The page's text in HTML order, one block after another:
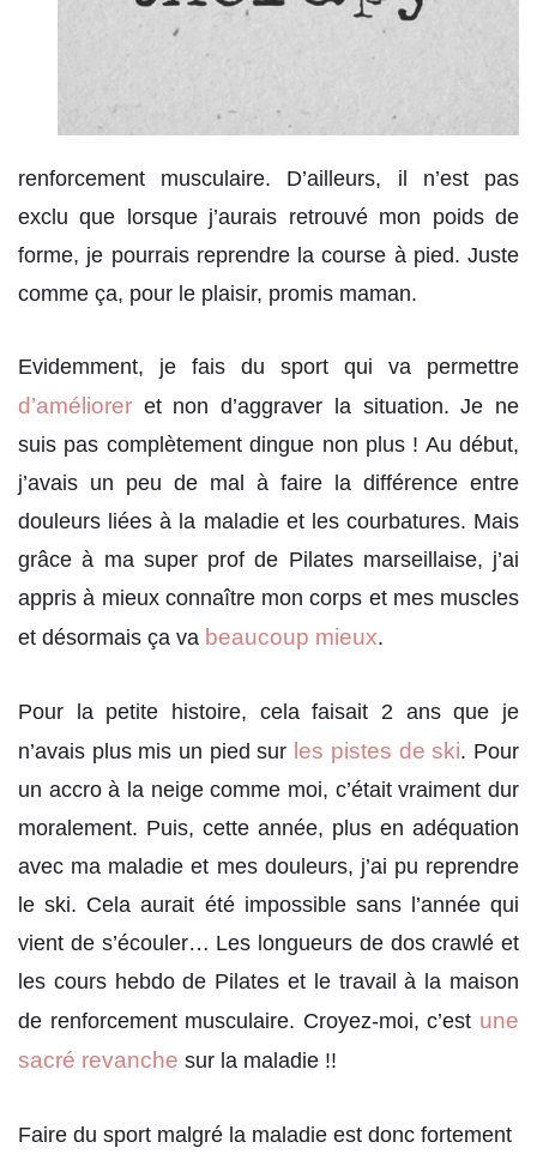
renforcement musculaire. D’ailleurs, il n’est pas
exclu que lorsque j’aurais retrouvé mon poids de
forme, je pourrais reprendre la course à pied. Juste
comme ça, pour le plaisir, promis maman.
Evidemment, je fais du sport qui va permettre
d’améliorer et non d’aggraver la situation. Je ne
suis pas complètement dingue non plus ! Au début,
j’avais un peu de mal à faire la différence entre
douleurs liées à la maladie et les courbatures. Mais
grâce à ma super prof de Pilates marseillaise, j’ai
appris à mieux connaître mon corps et mes muscles
et désormais ça va beaucoup mieux.
Pour la petite histoire, cela faisait 2 ans que je
n’avais plus mis un pied sur les pistes de ski. Pour
un accro à la neige comme moi, c’était vraiment dur
moralement. Puis, cette année, plus en adéquation
avec ma maladie et mes douleurs, j’ai pu reprendre
le ski. Cela aurait été impossible sans l’année qui
vient de s’écouler… Les longueurs de dos crawlé et
les cours hebdo de Pilates et le travail à la maison
de renforcement musculaire. Croyez-moi, c’est une
sacré revanche sur la maladie !!
Faire du sport malgré la maladie est donc fortement